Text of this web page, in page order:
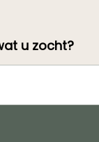
u zocht?